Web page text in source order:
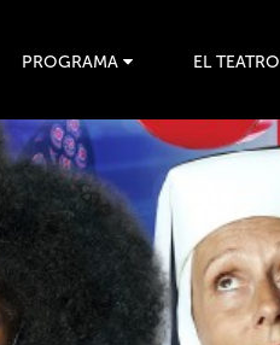
PROGRAMA EL TEATRO